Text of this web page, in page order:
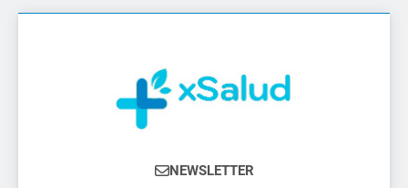
XSalud
Noticias Del Sector Salud. Congresos Y
NEWSLETTER